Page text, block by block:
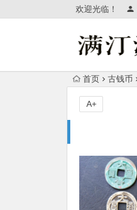
欢迎光临！
首页 古钱币
A+